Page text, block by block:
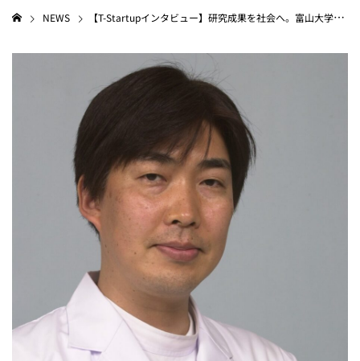
NEWS 【T-Startupインタビュー】研究成果を社会へ。富山大学発ベンチャーが挑む無菌検査技術のアップデート ーLABTECHS（ラボテクス）株式会社